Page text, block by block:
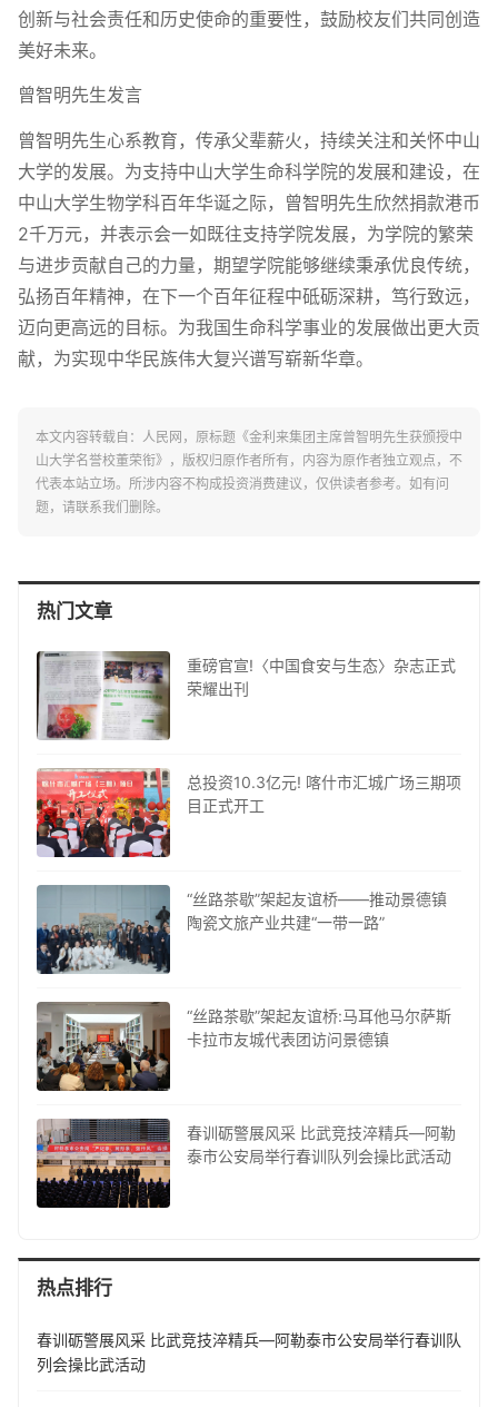
创新与社会责任和历史使命的重要性，鼓励校友们共同创造
美好未来。
曾智明先生发言
曾智明先生心系教育，传承父辈薪火，持续关注和关怀中山
大学的发展。为支持中山大学生命科学院的发展和建设，在
中山大学生物学科百年华诞之际，曾智明先生欣然捐款港币
2千万元，并表示会一如既往支持学院发展，为学院的繁荣
与进步贡献自己的力量，期望学院能够继续秉承优良传统，
弘扬百年精神，在下一个百年征程中砥砺深耕，笃行致远，
迈向更高远的目标。为我国生命科学事业的发展做出更大贡
献，为实现中华民族伟大复兴谱写崭新华章。
本文内容转载自：人民网，原标题《金利来集团主席曾智明先生获颁授中
山大学名誉校董荣衔》，版权归原作者所有，内容为原作者独立观点，不
代表本站立场。所涉内容不构成投资消费建议，仅供读者参考。如有问
题，请联系我们删除。
热门文章
重磅官宣!〈中国食安与生态〉杂志正式
荣耀出刊
总投资10.3亿元! 喀什市汇城广场三期项
目正式开工
“丝路茶歇”架起友谊桥——推动景德镇
陶瓷文旅产业共建“一带一路”
“丝路茶歇”架起友谊桥:马耳他马尔萨斯
卡拉市友城代表团访问景德镇
春训砺警展风采 比武竞技淬精兵—阿勒
泰市公安局举行春训队列会操比武活动
热点排行
春训砺警展风采 比武竞技淬精兵—阿勒泰市公安局举行春训队
列会操比武活动